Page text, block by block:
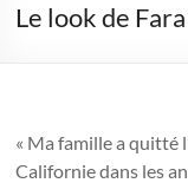
Le look de
« Ma famille a quitté
Californie dans les